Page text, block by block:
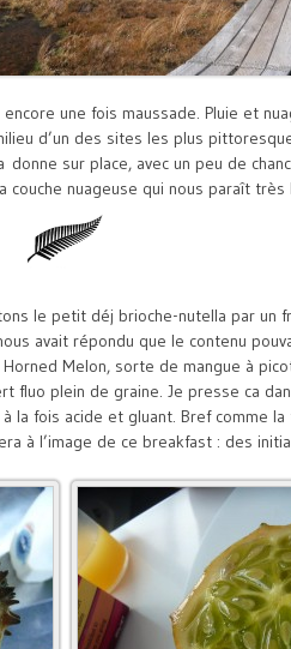
une fois maussade. Pluie et
d’un des sites les plus
sur place, avec un peu de
nuageuse qui nous paraît très
le petit déj brioche-nutella par un
avait répondu que le contenu
Melon, sorte de mangue à
fluo plein de graine. Je presse ca
la fois acide et gluant. Bref comme
à l’image de ce breakfast : des